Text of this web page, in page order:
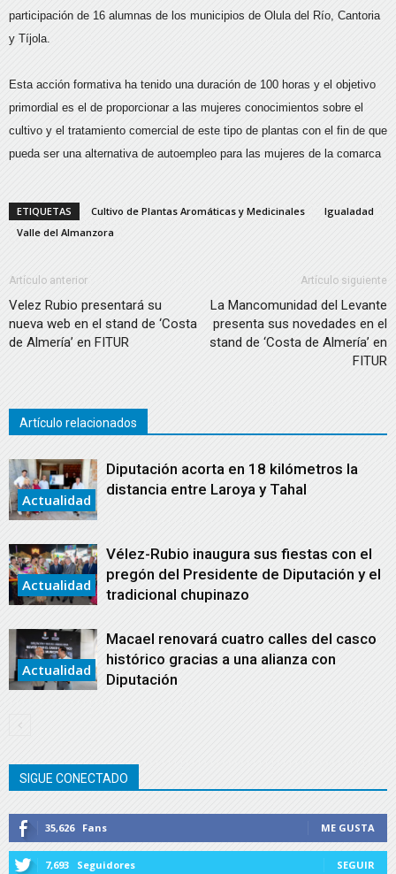
participación de 16 alumnas de los municipios de Olula del Río, Cantoria
y Tíjola.
Esta acción formativa ha tenido una duración de 100 horas y el objetivo
primordial es el de proporcionar a las mujeres conocimientos sobre el
cultivo y el tratamiento comercial de este tipo de plantas con el fin de que
pueda ser una alternativa de autoempleo para las mujeres de la comarca
ETIQUETAS Cultivo de Plantas Aromáticas y Medicinales
Igualadad
Valle del Almanzora
Artículo anterior
Velez Rubio presentará su
nueva web en el stand de ‘Costa
de Almería’ en FITUR
Artículo siguiente
La Mancomunidad del Levante
presenta sus novedades en el
stand de ‘Costa de Almería’ en
FITUR
Artículo relacionados
Actualidad
Diputación acorta en 18 kilómetros la
distancia entre Laroya y Tahal
Actualidad
Vélez-Rubio inaugura sus fiestas con el
pregón del Presidente de Diputación y el
tradicional chupinazo
Actualidad
Macael renovará cuatro calles del casco
histórico gracias a una alianza con
Diputación
SIGUE CONECTADO
35,626 Fans ME GUSTA
7,693 Seguidores SEGUIR